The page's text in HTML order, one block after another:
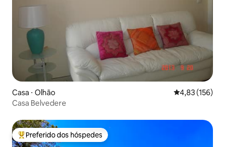
Casa ⋅ Olhão 4,83 de uma
4,83 (156)
Casa Belvedere
Entre os melhores preferidos dos hóspedes
Preferido dos hóspedes